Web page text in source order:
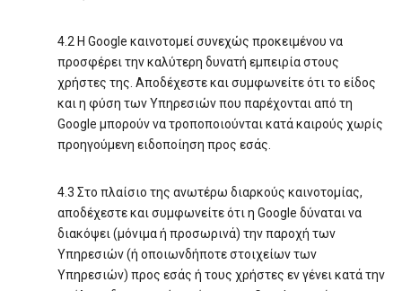
4.2 Η Google καινοτομεί συνεχώς προκειμένου να
προσφέρει την καλύτερη δυνατή εμπειρία στους
χρήστες της. Αποδέχεστε και συμφωνείτε ότι το είδος
και η φύση των Υπηρεσιών που παρέχονται από τη
Google μπορούν να τροποποιούνται κατά καιρούς χωρίς
προηγούμενη ειδοποίηση προς εσάς.
4.3 Στο πλαίσιο της ανωτέρω διαρκούς καινοτομίας,
αποδέχεστε και συμφωνείτε ότι η Google δύναται να
διακόψει (μόνιμα ή προσωρινά) την παροχή των
Υπηρεσιών (ή οποιωνδήποτε στοιχείων των
Υπηρεσιών) προς εσάς ή τους χρήστες εν γένει κατά την